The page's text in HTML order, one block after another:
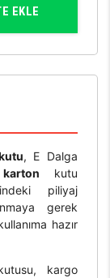
EKLE
, E Dalga
karton kutu
piliyaj
gerek
hazır
kargo